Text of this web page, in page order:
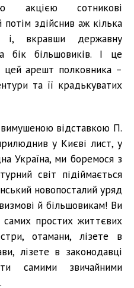
акцією сотникові
здійснив аж кілька
і, вкравши державну
бік більшовиків. І це
цей арешт полковника –
та її крадькуватих
відставкою П.
у Києві лист, у
Україна, ми боремося з
світ підіймається
новопосталий уряд
й більшовикам! Ви
простих життєвих
отамани, лізете в
лізете в законодавці
самими звичайними